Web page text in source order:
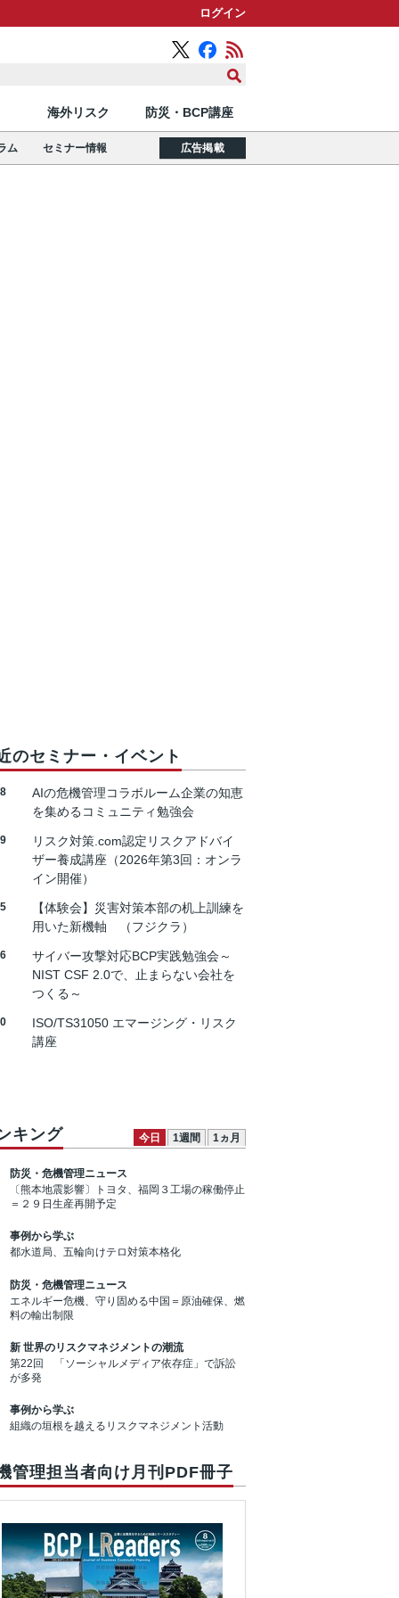
ログイン
海外リスク 防災・BCP講座
ム セミナー情報 広告掲載
のセミナー・イベント
AIの危機管理コラボルーム企業の知恵
を集めるコミュニティ勉強会
リスク対策.com認定リスクアドバイ
ザー養成講座（2026年第3回：オンラ
イン開催）
【体験会】災害対策本部の机上訓練を
用いた新機軸 （フジクラ）
サイバー攻撃対応BCP実践勉強会～
NIST CSF 2.0で、止まらない会社を
つくる～
ISO/TS31050 エマージング・リスク
講座
キング 今日 1週間 1ヵ月
防災・危機管理ニュース
〔熊本地震影響〕トヨタ、福岡３工場の稼働停止
＝２９日生産再開予定
事例から学ぶ
都水道局、五輪向けテロ対策本格化
防災・危機管理ニュース
エネルギー危機、守り固める中国＝原油確保、燃
料の輸出制限
新 世界のリスクマネジメントの潮流
第22回 「ソーシャルメディア依存症」で訴訟
が多発
事例から学ぶ
組織の垣根を越えるリスクマネジメント活動
管理担当者向け月刊PDF冊子